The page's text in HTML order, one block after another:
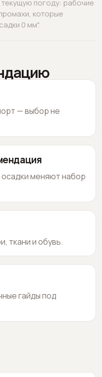
погоду: рабочие
которые
0 мм".
— выбор не
меняют набор
ткани и обувь.
гайды под